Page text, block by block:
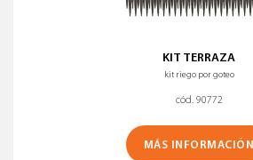
KIT TERRAZA
kit riego por goteo
cód. 90772
MÁS INFORMACIÓN